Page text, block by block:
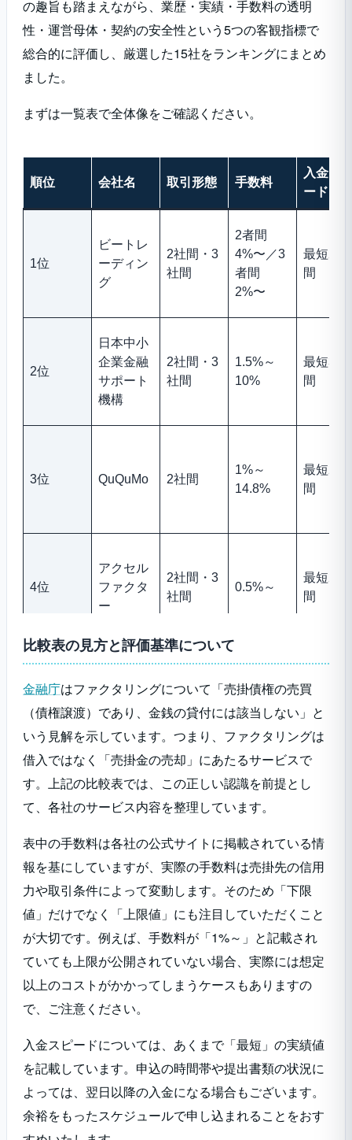
の趣旨も踏まえながら、業歴・実績・手数料の透明
性・運営母体・契約の安全性という5つの客観指標で
総合的に評価し、厳選した15社をランキングにまとめ
ました。
まずは一覧表で全体像をご確認ください。
順位 会社名 取引形態 手数料
入金ス
ード
1位
ビートレ
ーディン
グ
2社間・3
社間
2者間
4%〜／3
者間
2%〜
最短2時
間
2位
日本中小
企業金融
サポート
機構
2社間・3
社間
1.5%～
10%
最短3時
間
3位 QuQuMo 2社間
1%～
14.8%
最短2時
間
4位
アクセル
ファクタ
ー
2社間・3
社間
0.5%～
最短2時
間
5位 PMG
社間
1%～ 最短即
ペイトナ
ーファク
タリング
一律10%
7位 OLTA 2社間 2%～9% 最短即
8位 ラボル 2社間 一律10% 最短30
9位
ベストフ
ァクター
2社間・3
社間
2%～
20%
最短即
PAYTOD
1%～
比較表の見方と評価基準について
金融庁はファクタリングについて「売掛債権の売買
（債権譲渡）であり、金銭の貸付には該当しない」と
いう見解を示しています。つまり、ファクタリングは
借入ではなく「売掛金の売却」にあたるサービスで
す。上記の比較表では、この正しい認識を前提とし
て、各社のサービス内容を整理しています。
表中の手数料は各社の公式サイトに掲載されている情
報を基にしていますが、実際の手数料は売掛先の信用
力や取引条件によって変動します。そのため「下限
値」だけでなく「上限値」にも注目していただくこと
が大切です。例えば、手数料が「1%～」と記載され
ていても上限が公開されていない場合、実際には想定
以上のコストがかかってしまうケースもありますの
で、ご注意ください。
入金スピードについては、あくまで「最短」の実績値
を記載しています。申込の時間帯や提出書類の状況に
よっては、翌日以降の入金になる場合もございます。
余裕をもったスケジュールで申し込まれることをおす